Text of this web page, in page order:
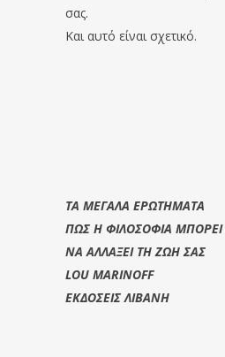
σας.
Και αυτό είναι σχετικό.
ΤΑ ΜΕΓΑΛΑ ΕΡΩΤΗΜΑΤΑ
ΠΩΣ Η ΦΙΛΟΣΟΦΙΑ ΜΠΟΡΕΙ
ΝΑ ΑΛΛΑΞΕΙ ΤΗ ΖΩΗ ΣΑΣ
LOU MARINOFF
ΕΚΔΟΣΕΙΣ ΛΙΒΑΝΗ